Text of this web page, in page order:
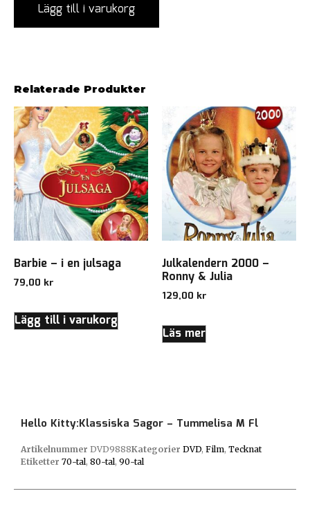
Lägg till i varukorg
Hello Kitty:Klassiska Sagor – Tummelisa M Fl
Artikelnummer DVD9888Kategorier DVD, Film, Tecknat
Etiketter 70-tal, 80-tal, 90-tal
Relaterade Produkter
Barbie – i en julsaga
79,00 kr
Lägg till i varukorg
Julkalendern 2000 –
Ronny & Julia
129,00 kr
Läs mer